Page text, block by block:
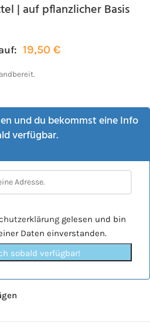
| auf pflanzlicher Basis
19,50 €
und du bekommst eine Info
verfügbar.
gelesen und bin
Daten einverstanden.
sobald verfügbar!